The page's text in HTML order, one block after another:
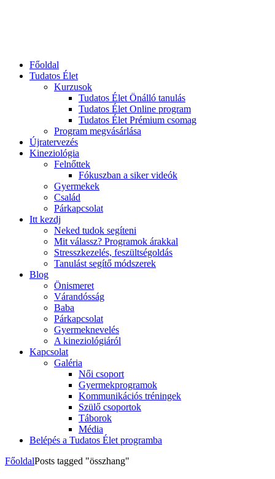
Főoldal
Tudatos Élet
Kurzusok
Tudatos Élet Önálló tanulás
Tudatos Élet Online program
Tudatos Élet Prémium csomag
Program megvásárlása
Újratervezés
Kineziológia
Felnőttek
Fókuszban a siker videók
Gyermekek
Család
Párkapcsolat
Itt kezdj
Neked tudok segíteni
Mit válassz? Programok árakkal
Stresszkezelés, feszültségoldás
Tanulást segítő módszerek
Blog
Önismeret
Várandósság
Baba
Párkapcsolat
Gyermeknevelés
A kineziológiáról
Kapcsolat
Galéria
Női csoport
Gyermekprogramok
Kommunikációs tréningek
Szülő csoportok
Táborok
Média
Belépés a Tudatos Élet programba
FőoldalPosts tagged "összhang"